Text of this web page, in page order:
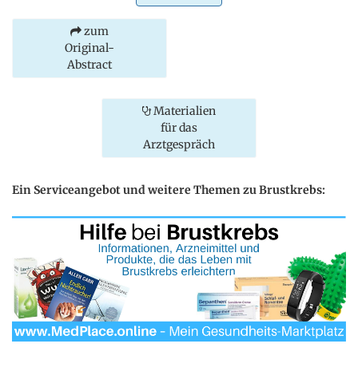
zum
Original-
Abstract
Materialien
für das
Arztgespräch
Ein Serviceangebot und weitere Themen zu Brustkrebs: